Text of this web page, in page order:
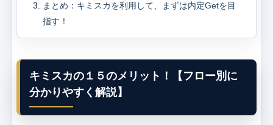
まとめ：キミスカを利用して、まずは内定Getを目
指す！
キミスカの１５のメリット！【フロー別に
分かりやすく解説】